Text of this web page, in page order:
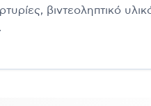
βιντεοληπτικό